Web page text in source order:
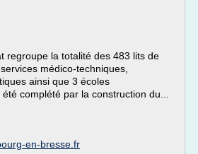
regroupe la totalité des 483 lits de
médico-techniques,
ainsi que 3 écoles
complété par la construction du...
en-bresse.fr